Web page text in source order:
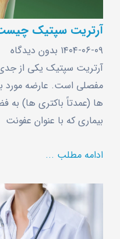
آرتریت سپتیک
۱۴۰۴-۰۶-۰۹ بدون دیدگاه
آرتریت سپتیک یکی از
مفصلی است. عارضه مورد
ها (عمدتاً باکتری‌ ها)
بیماری که با عنوان عفونت
ادامه مطلب ...